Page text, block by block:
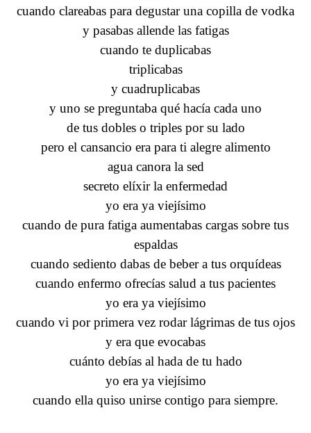
cuando clareabas para degustar una copilla de vodka
y pasabas allende las fatigas
cuando te duplicabas
triplicabas
y cuadruplicabas
y uno se preguntaba qué hacía cada uno
de tus dobles o triples por su lado
pero el cansancio era para ti alegre alimento
agua canora la sed
secreto elíxir la enfermedad
yo era ya viejísimo
cuando de pura fatiga aumentabas cargas sobre tus
espaldas
cuando sediento dabas de beber a tus orquídeas
cuando enfermo ofrecías salud a tus pacientes
yo era ya viejísimo
cuando vi por primera vez rodar lágrimas de tus ojos
y era que evocabas
cuánto debías al hada de tu hado
yo era ya viejísimo
cuando ella quiso unirse contigo para siempre.